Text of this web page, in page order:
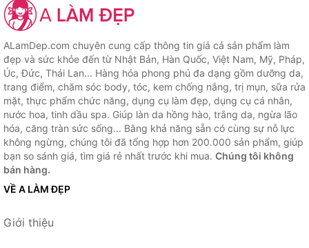
ALamDep.com chuyên cung cấp thông tin giá cả sản phẩm làm
đẹp và sức khỏe đến từ Nhật Bản, Hàn Quốc, Việt Nam, Mỹ, Pháp,
Úc, Đức, Thái Lan... Hàng hóa phong phú đa dạng gồm dưỡng da,
trang điểm, chăm sóc body, tóc, kem chống nắng, trị mụn, sữa rửa
mặt, thực phẩm chức năng, dụng cụ làm đẹp, dụng cụ cá nhân,
nước hoa, tinh dầu spa. Giúp làn da hồng hào, trắng da, ngừa lão
hóa, căng tràn sức sống... Bằng khả năng sẵn có cùng sự nỗ lực
không ngừng, chúng tôi đã tổng hợp hơn 200.000 sản phẩm, giúp
bạn so sánh giá, tìm giá rẻ nhất trước khi mua. Chúng tôi không
bán hàng.
VỀ A LÀM ĐẸP
Giới thiệu